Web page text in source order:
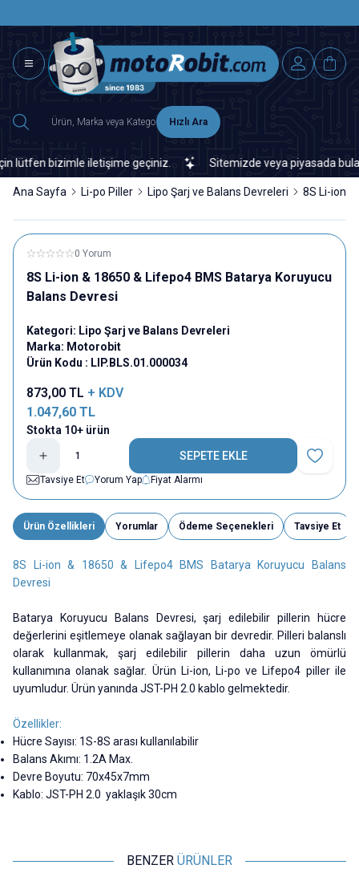
Hızlı Ara
bizimle iletişime geçiniz. Sitemizde veya piyasada
Ana Sayfa Li-po Piller Lipo Şarj ve Balans Devreleri 8S Li-ion
0 Yorum
8S Li-ion & 18650 & Lifepo4 BMS Batarya Koruyucu
Balans Devresi
Kategori: Lipo Şarj ve Balans Devreleri
Marka: Motorobit
Ürün Kodu : LIP.BLS.01.000034
873,00 TL + KDV
1.047,60 TL
Stokta 10+ ürün
SEPETE EKLE
Favoriye
Tavsiye Et
Yorum Yap Fiyat Alarmı
Ürün Özellikleri Yorumlar Ödeme Seçenekleri Tavsiye Et
8S Li-ion & 18650 & Lifepo4 BMS Batarya Koruyucu Balans
Devresi
Batarya Koruyucu Balans Devresi, şarj edilebilir pillerin hücre
değerlerini eşitlemeye olanak sağlayan bir devredir. Pilleri balanslı
olarak kullanmak, şarj edilebilir pillerin daha uzun ömürlü
kullanımına olanak sağlar. Ürün Li-ion, Li-po ve Lifepo4 piller ile
uyumludur. Ürün yanında JST-PH 2.0 kablo gelmektedir.
Özellikler:
Hücre Sayısı: 1S-8S arası kullanılabilir
Balans Akımı: 1.2A Max.
Devre Boyutu: 70x45x7mm
Kablo: JST-PH 2.0 yaklaşık 30cm
BENZER ÜRÜNLER